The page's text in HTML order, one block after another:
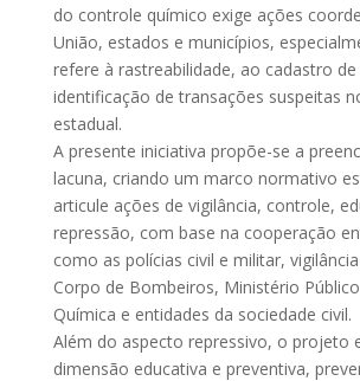
do controle químico exige ações
União, estados e municípios,
refere à rastreabilidade, ao cadastro
identificação de transações suspeitas
estadual.
A presente iniciativa propõe-se a
lacuna, criando um marco normativo
articule ações de vigilância, controle,
repressão, com base na cooperação
como as polícias civil e militar,
Corpo de Bombeiros, Ministério
Química e entidades da sociedade civil.
Além do aspecto repressivo, o projeto
dimensão educativa e preventiva,